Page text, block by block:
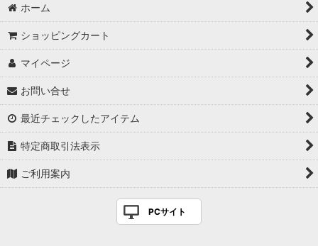
ホーム
ショッピングカート
マイページ
お問い合せ
最近チェックしたアイテム
特定商取引法表示
ご利用案内
PCサイト